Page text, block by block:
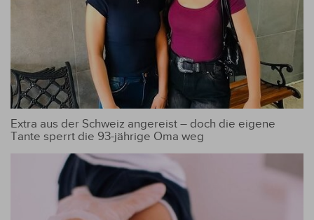
Extra aus der Schweiz angereist – doch die eigene
Tante sperrt die 93-jährige Oma weg